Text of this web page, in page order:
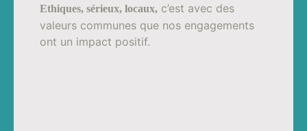
Ethiques, sérieux, locaux, c’est avec des
valeurs communes que nos engagements
ont un impact positif.